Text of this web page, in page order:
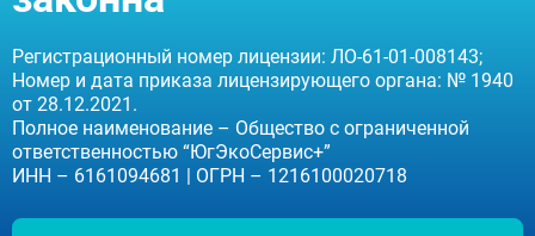
Регистрационный номер лицензии: ЛО-61-01-008143;
Номер и дата приказа лицензирующего органа: № 1940
от 28.12.2021.
Полное наименование – Общество с ограниченной
ответственностью “ЮгЭкоСервис+”
ИНН – 6161094681 | ОГРН – 1216100020718
Отправить
Оставляя заявку Вы соглашаетесь с
конфиденциальности
Отправить
Оставляя заявку Вы соглашаетесь сполитикой
Отправить
Оставляя заявку Вы соглашаетесь сполитикой
конфиденциальности
Дмитров
Дзержинский
Солнечногорск
Краснознаменск
Кашира
Апрелевка
Звенигород
Шатура